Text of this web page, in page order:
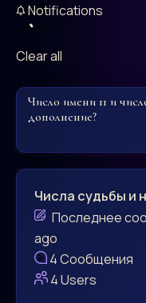
Notifications
Clear all
Число имени 11 и
дополнение?
Числа судьбы и
Последнее
ago
4Сообщения
4Users